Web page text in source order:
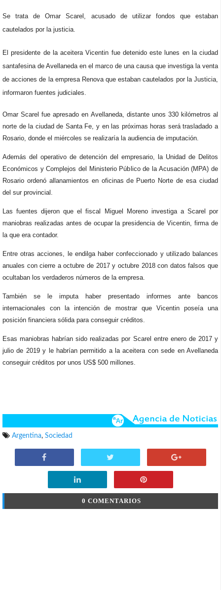
Se trata de Omar Scarel, acusado de utilizar fondos que estaban
cautelados por la justicia.
El presidente de la aceitera Vicentin fue detenido este lunes en la ciudad
santafesina de Avellaneda en el marco de una causa que investiga la venta
de acciones de la empresa Renova que estaban cautelados por la Justicia,
informaron fuentes judiciales.
Omar Scarel fue apresado en Avellaneda, distante unos 330 kilómetros al
norte de la ciudad de Santa Fe, y en las próximas horas será trasladado a
Rosario, donde el miércoles se realizaría la audiencia de imputación.
Además del operativo de detención del empresario, la Unidad de Delitos
Económicos y Complejos del Ministerio Público de la Acusación (MPA) de
Rosario ordenó allanamientos en oficinas de Puerto Norte de esa ciudad
del sur provincial.
Las fuentes dijeron que el fiscal Miguel Moreno investiga a Scarel por
maniobras realizadas antes de ocupar la presidencia de Vicentin, firma de
la que era contador.
Entre otras acciones, le endilga haber confeccionado y utilizado balances
anuales con cierre a octubre de 2017 y octubre 2018 con datos falsos que
ocultaban los verdaderos números de la empresa.
También se le imputa haber presentado informes ante bancos
internacionales con la intención de mostrar que Vicentin poseía una
posición financiera sólida para conseguir créditos.
Esas maniobras habrían sido realizadas por Scarel entre enero de 2017 y
julio de 2019 y le habrían permitido a la aceitera con sede en Avellaneda
conseguir créditos por unos US$ 500 millones.
Argentina, Sociedad
0 COMENTARIOS